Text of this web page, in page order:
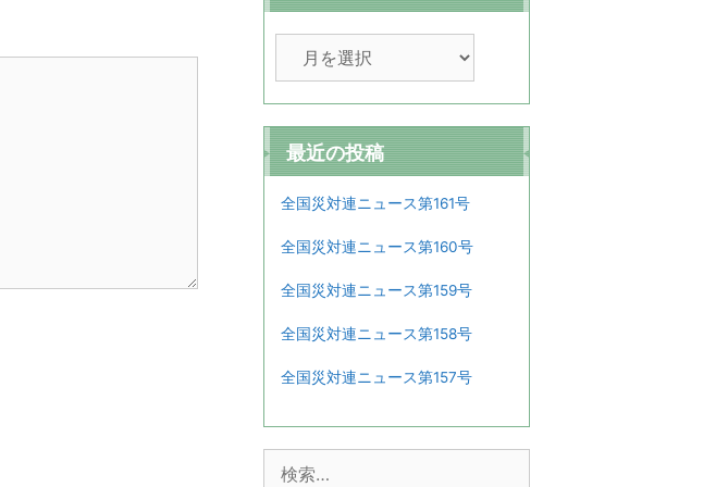
カ
イ
ブ
最近の投稿
全国災対連ニュース第161号
全国災対連ニュース第160号
全国災対連ニュース第159号
全国災対連ニュース第158号
全国災対連ニュース第157号